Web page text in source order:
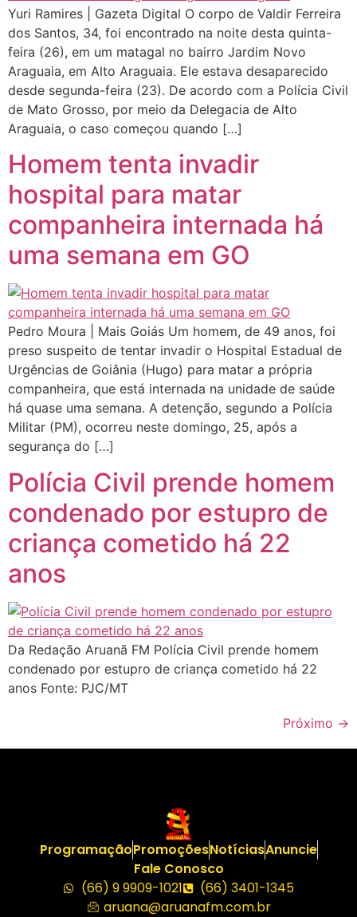
Yuri Ramires | Gazeta Digital O corpo de Valdir Ferreira
dos Santos, 34, foi encontrado na noite desta quinta-
feira (26), em um matagal no bairro Jardim Novo
Araguaia, em Alto Araguaia. Ele estava desaparecido
desde segunda-feira (23). De acordo com a Polícia Civil
de Mato Grosso, por meio da Delegacia de Alto
Araguaia, o caso começou quando […]
Homem tenta invadir
hospital para matar
companheira internada há
uma semana em GO
Pedro Moura | Mais Goiás Um homem, de 49 anos, foi
preso suspeito de tentar invadir o Hospital Estadual de
Urgências de Goiânia (Hugo) para matar a própria
companheira, que está internada na unidade de saúde
há quase uma semana. A detenção, segundo a Polícia
Militar (PM), ocorreu neste domingo, 25, após a
segurança do […]
Polícia Civil prende homem
condenado por estupro de
criança cometido há 22
anos
Da Redação Aruanã FM Polícia Civil prende homem
condenado por estupro de criança cometido há 22
anos Fonte: PJC/MT
Próximo →
ProgramaçãoPromoçõesNotíciasAnuncie
Fale Conosco
(66) 9 9909-1021
(66) 3401-1345
aruana@aruanafm.com.br